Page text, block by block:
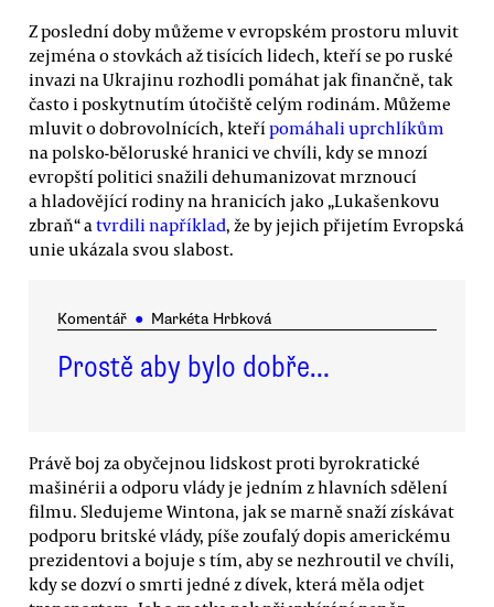
Z poslední doby můžeme v evropském prostoru mluvit
zejména o stovkách až tisících lidech, kteří se po ruské
invazi na Ukrajinu rozhodli pomáhat jak finančně, tak
často i poskytnutím útočiště celým rodinám. Můžeme
mluvit o dobrovolnících, kteří pomáhali uprchlíkům
na polsko-běloruské hranici ve chvíli, kdy se mnozí
evropští politici snažili dehumanizovat mrznoucí
a hladovějící rodiny na hranicích jako „Lukašenkovu
zbraň“ a tvrdili například, že by jejich přijetím Evropská
unie ukázala svou slabost.
Komentář ● Markéta Hrbková
Prostě aby bylo dobře…
Právě boj za obyčejnou lidskost proti byrokratické
mašinérii a odporu vlády je jedním z hlavních sdělení
filmu. Sledujeme Wintona, jak se marně snaží získávat
podporu britské vlády, píše zoufalý dopis americkému
prezidentovi a bojuje s tím, aby se nezhroutil ve chvíli,
kdy se dozví o smrti jedné z dívek, která měla odjet